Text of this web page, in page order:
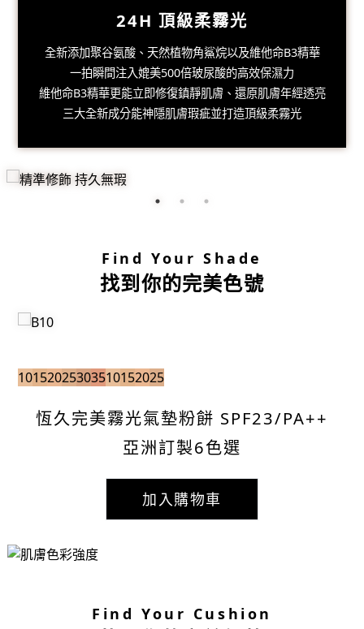
24H 頂級柔霧光
全新添加聚谷氨酸、天然植物角鯊烷以及維他命B3精華
一拍瞬間注入媲美500倍玻尿酸的高效保濕力
維他命B3精華更能立即修復鎮靜肌膚、還原肌膚年經透亮
三大全新成分能神隱肌膚瑕疵並打造頂級柔霧光
立即購買
透過光感折射，將肌膚各種瑕疵、膚色不均
Find Your Shade
找到你的完美色號
10152025303510152025
恆久完美霧光氣墊粉餅 SPF23/PA++
亞洲訂製6色選
加入購物車
Find Your Cushion